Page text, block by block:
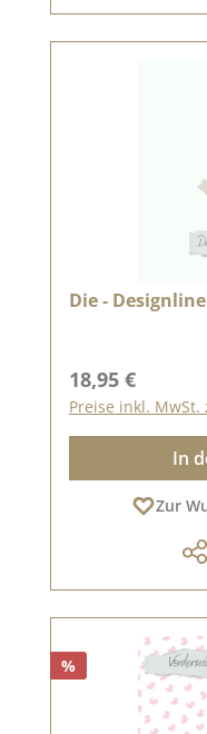
Die -
Regulärer Preis:
18,95 €
Preise inkl. MwSt.
In
Zur
%